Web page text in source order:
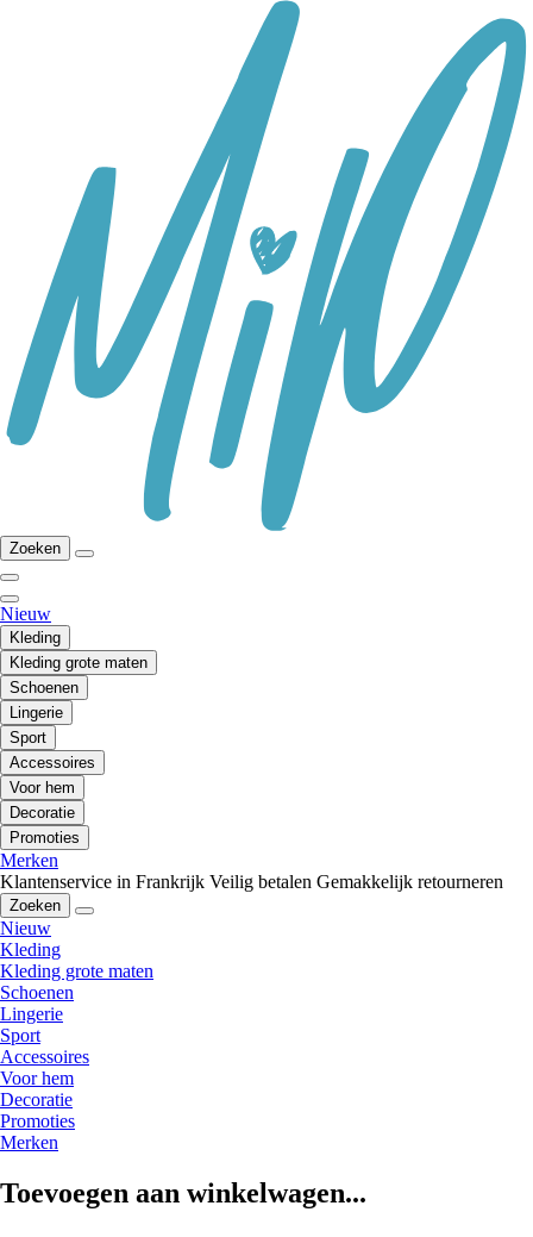
Zoeken
Nieuw
Kleding
Kleding grote maten
Schoenen
Lingerie
Sport
Accessoires
Voor hem
Decoratie
Promoties
Merken
Klantenservice in Frankrijk Veilig betalen Gemakkelijk retourneren
Zoeken
Nieuw
Kleding
Kleding grote maten
Schoenen
Lingerie
Sport
Accessoires
Voor hem
Decoratie
Promoties
Merken
Toevoegen aan winkelwagen...